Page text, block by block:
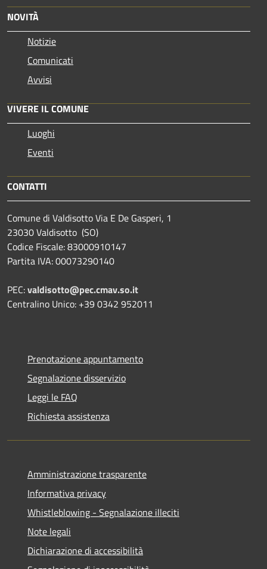
NOVITÀ
Notizie
Comunicati
Avvisi
VIVERE IL COMUNE
Luoghi
Eventi
CONTATTI
Comune di Valdisotto Via E De Gasperi, 1
23030 Valdisotto (SO)
Codice Fiscale: 83000910147
Partita IVA: 00073290140
PEC:valdisotto@pec.cmav.so.it
Centralino Unico: +39 0342 952011
Prenotazione appuntamento
Segnalazione disservizio
Leggi le FAQ
Richiesta assistenza
Amministrazione trasparente
Informativa privacy
Whistleblowing - Segnalazione illeciti
Note legali
Dichiarazione di accessibilità